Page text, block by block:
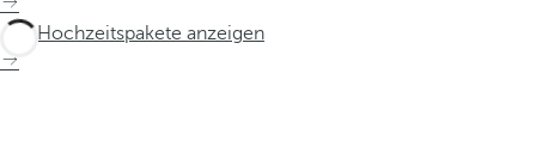
Alle Hochzeitspakete anzeigen